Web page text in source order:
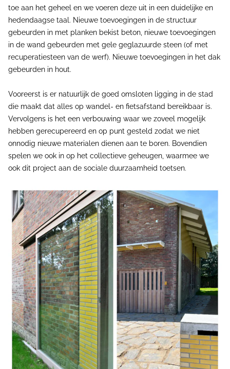
toe aan het geheel en we voeren deze uit in een duidelijke en
hedendaagse taal. Nieuwe toevoegingen in de structuur
gebeurden in met planken bekist beton, nieuwe toevoegingen
in de wand gebeurden met gele geglazuurde steen (of met
recuperatiesteen van de werf). Nieuwe toevoegingen in het dak
gebeurden in hout.
Vooreerst is er natuurlijk de goed omsloten ligging in de stad
die maakt dat alles op wandel- en fietsafstand bereikbaar is.
Vervolgens is het een verbouwing waar we zoveel mogelijk
hebben gerecupereerd en op punt gesteld zodat we niet
onnodig nieuwe materialen dienen aan te boren. Bovendien
spelen we ook in op het collectieve geheugen, waarmee we
ook dit project aan de sociale duurzaamheid toetsen.